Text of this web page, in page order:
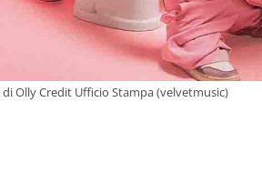
Olly Credit Ufficio Stampa (velvetmusic)